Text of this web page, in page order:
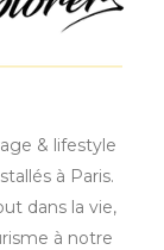
& lifestyle
à Paris.
dans la vie,
à notre